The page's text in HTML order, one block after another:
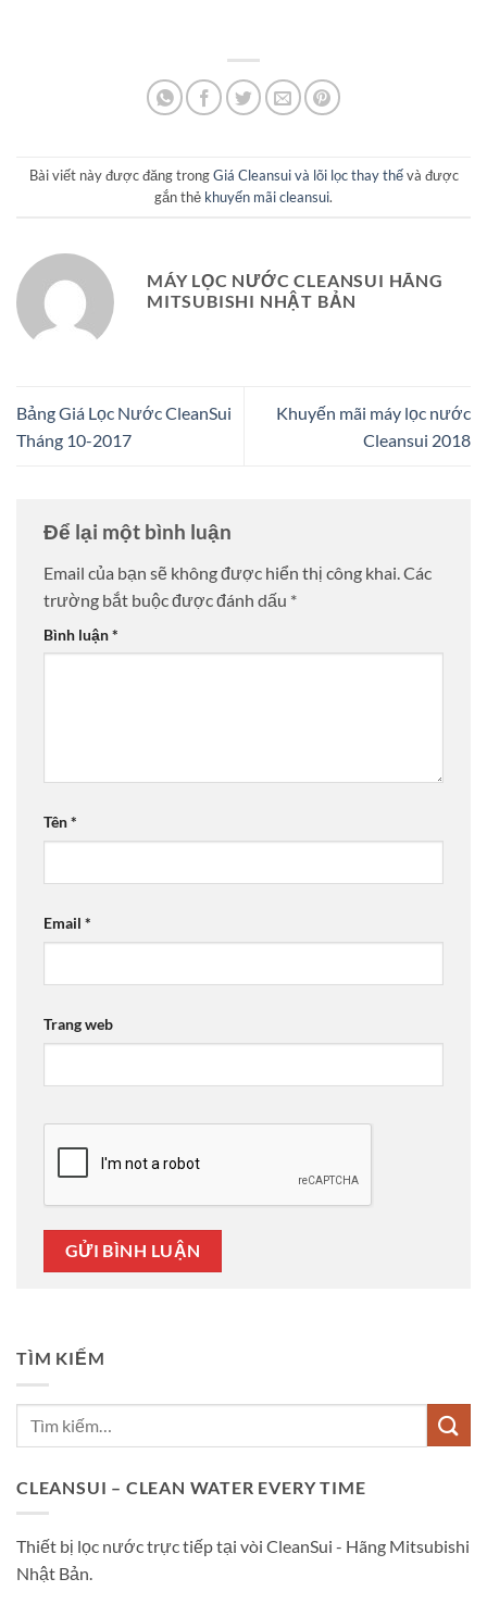
Bài viết này được đăng trongGiá Cleansui và lõi lọc thay thếvà được
gắn thẻ khuyến mãi cleansui.
MÁY LỌC NƯỚC CLEANSUI HÃNG
MITSUBISHI NHẬT BẢN
Bảng Giá Lọc Nước CleanSui
Tháng 10-2017
Khuyến mãi máy lọc nước
Cleansui 2018
Để lại một bình luận
Email của bạn sẽ không được hiển thị công khai. Các
trường bắt buộc được đánh dấu *
Bình luận*
Tên*
Email *
Trang web
TÌM KIẾM
CLEANSUI – CLEAN WATER EVERY TIME
Thiết bị lọc nước trực tiếp tại vòi CleanSui - Hãng Mitsubishi
Nhật Bản.